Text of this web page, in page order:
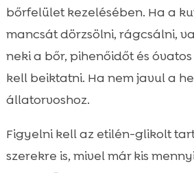
bőrfelület kezelésében. Ha a
mancsát dörzsölni, rágcsálni,
neki a bőr, pihenőidőt és
kell beiktatni. Ha nem javul a
állatorvoshoz.
Figyelni kell az etilén-glikolt
szerekre is, mivel már kis